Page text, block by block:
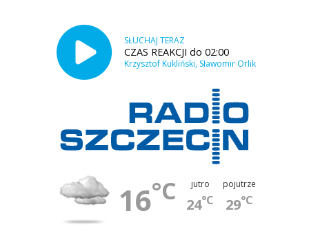
SŁUCHAJ TERAZ
CZAS REAKCJI do 02:00
Krzysztof Kukliński, Sławomir Orlik
16°C jutro
24°C
pojutrze
29°C